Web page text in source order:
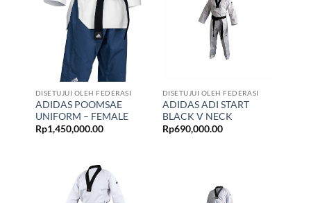
DISETUJUI OLEH FEDERASI
ADIDAS POOMSAE
UNIFORM – FEMALE
Rp1,450,000.00
DISETUJUI OLEH FEDERASI
ADIDAS ADI START
BLACK V NECK
Rp690,000.00